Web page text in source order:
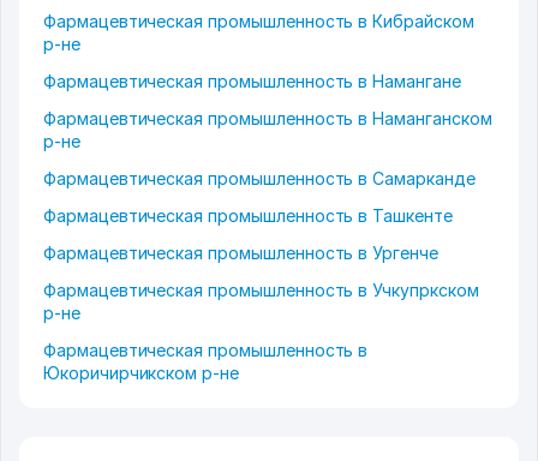
Фармацевтическая промышленность в Кибрайском
р-не
Фармацевтическая промышленность в Намангане
Фармацевтическая промышленность в Наманганском
р-не
Фармацевтическая промышленность в Самарканде
Фармацевтическая промышленность в Ташкенте
Фармацевтическая промышленность в Ургенче
Фармацевтическая промышленность в Учкупркском
р-не
Фармацевтическая промышленность в
Юкоричирчикском р-не